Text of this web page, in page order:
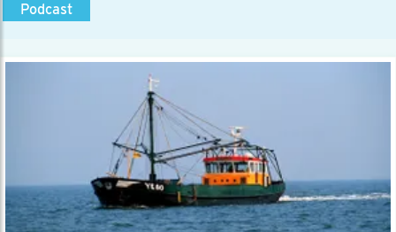
Podcast